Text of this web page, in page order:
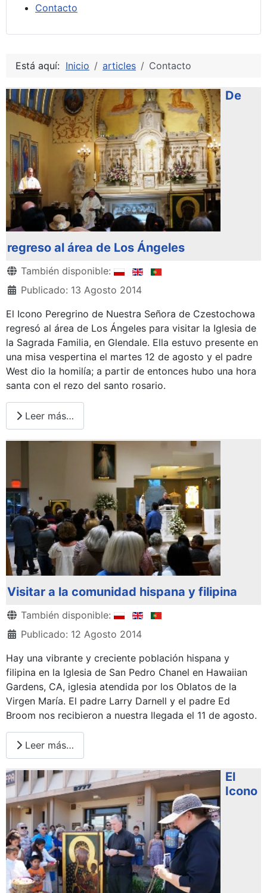
Contacto
Está aquí: Inicio articles Contacto
De
regreso al área de Los Ángeles
Detalles
También disponible:
Publicado: 13 Agosto 2014
El Icono Peregrino de Nuestra Señora de Czestochowa
regresó al área de Los Ángeles para visitar la Iglesia de
la Sagrada Familia, en Glendale. Ella estuvo presente en
una misa vespertina el martes 12 de agosto y el padre
West dio la homilía; a partir de entonces hubo una hora
santa con el rezo del santo rosario.
Leer más…
Visitar a la comunidad hispana y filipina
Detalles
También disponible:
Publicado: 12 Agosto 2014
Hay una vibrante y creciente población hispana y
filipina en la Iglesia de San Pedro Chanel en Hawaiian
Gardens, CA, iglesia atendida por los Oblatos de la
Virgen María. El padre Larry Darnell y el padre Ed
Broom nos recibieron a nuestra llegada el 11 de agosto.
Leer más…
El
Icono